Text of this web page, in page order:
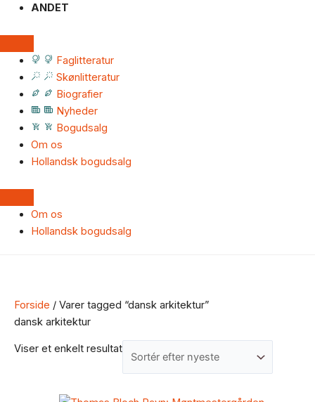
ANDET
Faglitteratur
Skønlitteratur
Biografier
Nyheder
Bogudsalg
Om os
Hollandsk bogudsalg
Om os
Hollandsk bogudsalg
Forside / Varer tagged “dansk arkitektur”
dansk arkitektur
Viser et enkelt resultat